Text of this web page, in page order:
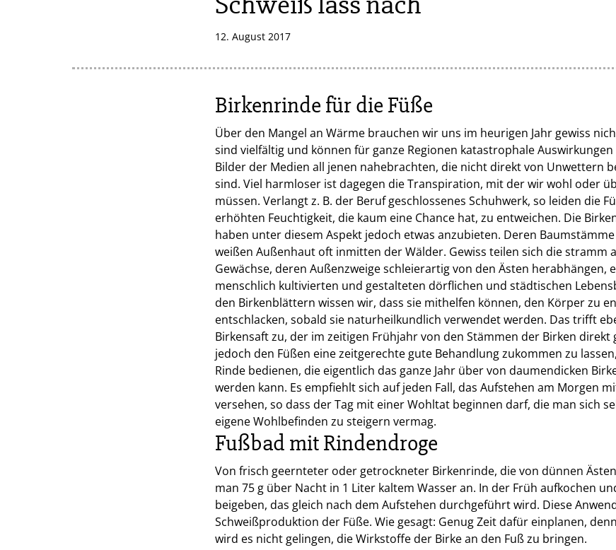
12. August 2017
Birkenrinde für die Füße
Über den Mangel an Wärme brauchen wir uns im heurigen Jahr gewiss
sind vielfältig und können für ganze Regionen katastrophale
Bilder der Medien all jenen nahebrachten, die nicht direkt von Unwettern
sind. Viel harmloser ist dagegen die Transpiration, mit der wir wohl oder
müssen. Verlangt z. B. der Beruf geschlossenes Schuhwerk, so leiden die
erhöhten Feuchtigkeit, die kaum eine Chance hat, zu entweichen. Die
haben unter diesem Aspekt jedoch etwas anzubieten. Deren
weißen Außenhaut oft inmitten der Wälder. Gewiss teilen sich die stramm
Gewächse, deren Außenzweige schleierartig von den Ästen herabhängen,
menschlich kultivierten und gestalteten dörflichen und städtischen
den Birkenblättern wissen wir, dass sie mithelfen können, den Körper zu
entschlacken, sobald sie naturheilkundlich verwendet werden. Das trifft
Birkensaft zu, der im zeitigen Frühjahr von den Stämmen der Birken direkt
jedoch den Füßen eine zeitgerechte gute Behandlung zukommen zu
Rinde bedienen, die eigentlich das ganze Jahr über von daumendicken
werden kann. Es empfiehlt sich auf jeden Fall, das Aufstehen am Morgen
versehen, so dass der Tag mit einer Wohltat beginnen darf, die man sich
eigene Wohlbefinden zu steigern vermag.
Fußbad mit Rindendroge
Von frisch geernteter oder getrockneter Birkenrinde, die von dünnen
man 75 g über Nacht in 1 Liter kaltem Wasser an. In der Früh aufkochen
beigeben, das gleich nach dem Aufstehen durchgeführt wird. Diese
Schweißproduktion der Füße. Wie gesagt: Genug Zeit dafür einplanen,
wird es nicht gelingen, die Wirkstoffe der Birke an den Fuß zu bringen.